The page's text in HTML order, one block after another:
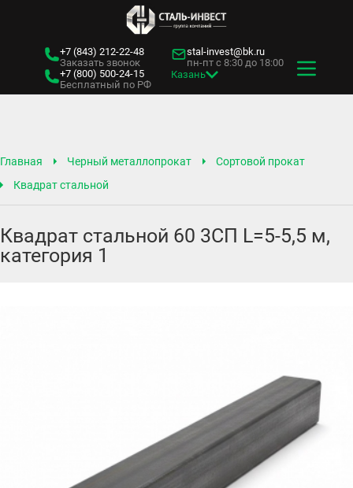
+7 (843) 212-22-48
Заказать звонок
+7 (800) 500-24-15
Бесплатный по РФ
stal-invest@bk.ru
пн-пт с 8:30 до 18:00
Казань
Главная Черный металлопрокат
Сортовой прокат
Квадрат стальной
Квадрат стальной 60 3СП L=5-5,5 м,
категория 1